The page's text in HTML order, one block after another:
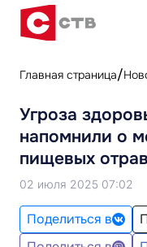
Главная страница
Угроза
напомнили о
пищевых
02 июля 2025 07:02
Поделиться в